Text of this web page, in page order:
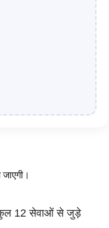
12 सेवाओं से जुड़े